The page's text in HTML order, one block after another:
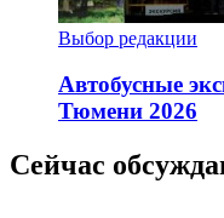
Выбор редакции
Автобусные
Тюмени 2026
Сейчас